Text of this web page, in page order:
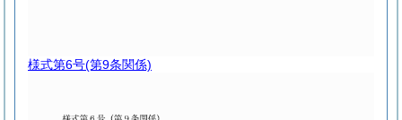
様式第6号(第9条関係)